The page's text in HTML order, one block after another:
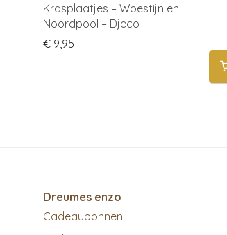
Krasplaatjes – Woestijn en
Noordpool – Djeco
€ 9,95
Dreumes enzo
Cadeaubonnen